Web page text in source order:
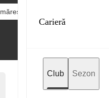
Carieră
Club Sezon